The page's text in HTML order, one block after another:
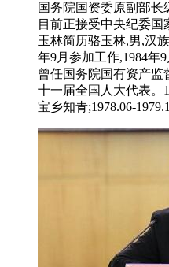
国务院国资委原副部长
目前正接受中央纪委
玉林简历骆玉林,男,汉
年9月参加工作,1984年
曾任国务院国有资产监
十一届全国人大代表。
宝乡知青;1978.06-